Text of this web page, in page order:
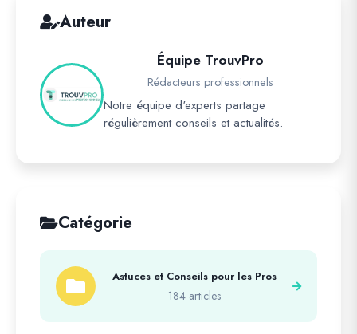
Auteur
Équipe TrouvPro
Rédacteurs professionnels
Notre équipe d'experts partage
régulièrement conseils et actualités.
Catégorie
Astuces et Conseils pour les Pros
184 articles